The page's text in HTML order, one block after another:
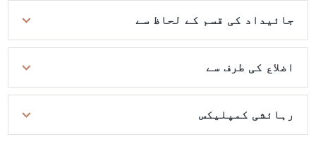
جائیداد کی قسم کے لحاظ سے
اضلاع کی طرف سے
رہائشی کمپلیکس